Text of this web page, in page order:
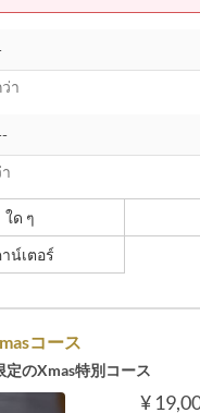
า
ใด ๆ
าน์เตอร์
コース
のXmas特別コース
¥